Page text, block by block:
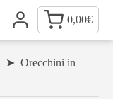
0,00€
➤ Orecchini in